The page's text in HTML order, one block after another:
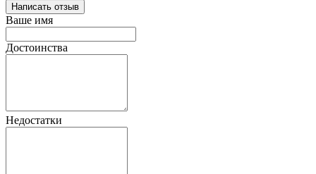
Написать отзыв
Ваше имя
Достоинства
Недостатки